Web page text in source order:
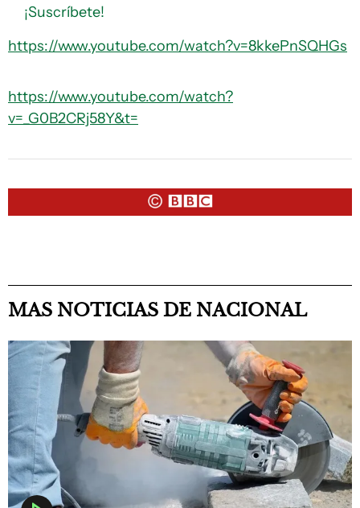
¡Suscríbete!
https://www.youtube.com/watch?v=8kkePnSQHGs
https://www.youtube.com/watch?
v=_G0B2CRj58Y&t=
MAS NOTICIAS DE NACIONAL